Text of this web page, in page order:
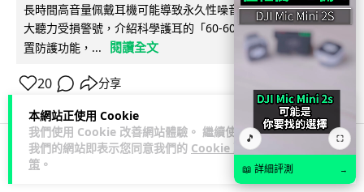
本網站正使用 Cookie
我們使用 Cookie 改善網站體驗。 繼續使用
我們的網站即表示您同意我們的 Cookie 政
策 。
長時間高音量佩戴耳機可能導致永久性噪音性聽損。本文盤點 4
大聽力受損警號，介紹科學護耳的「60-60 原則」及 Apple 內
置防護功能，...
閱讀全文
20 分享
人工智能
🎵 ⛶
📖 詳細評測 →